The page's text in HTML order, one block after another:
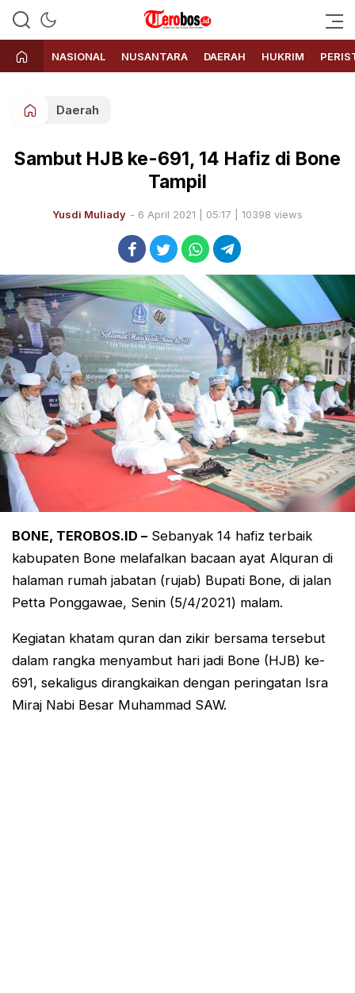
Terobos.id – Kabar terkini dari
Indonesia
Media siber yang menyajikan
berita terbaru dan kabar terkini
dari Indonesia untuk dunia
NASIONAL NUSANTARA DAERAH HUKRIM
Daerah
Sambut HJB ke-691, 14 Hafiz di Bone
Tampil
Yusdi Muliady - 6 April 2021 | 05:17 | 10398 views
BONE, TEROBOS.ID – Sebanyak 14 hafiz terbaik
kabupaten Bone melafalkan bacaan ayat Alquran di
halaman rumah jabatan (rujab) Bupati Bone, di jalan
Petta Ponggawae, Senin (5/4/2021) malam.
Kegiatan khatam quran dan zikir bersama tersebut
dalam rangka menyambut hari jadi Bone (HJB) ke-
691, sekaligus dirangkaikan dengan peringatan Isra
Miraj Nabi Besar Muhammad SAW.